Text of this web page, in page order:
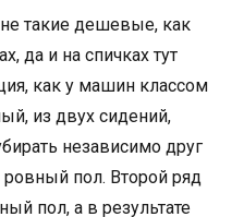
такие дешевые, как
да и на спичках тут
как у машин классом
из двух сидений,
независимо друг
ровный пол. Второй ряд
пол, а в результате